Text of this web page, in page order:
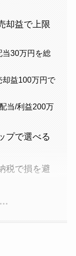
却益で上限
当30万円を総
却益100万円で
当/利益200万
プで選べる
税で損を避